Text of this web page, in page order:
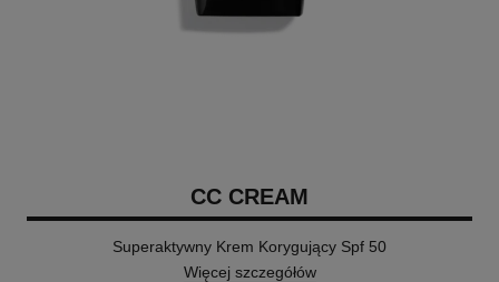
CC CREAM
Superaktywny Krem Korygujący Spf 50
Więcej szczegółów